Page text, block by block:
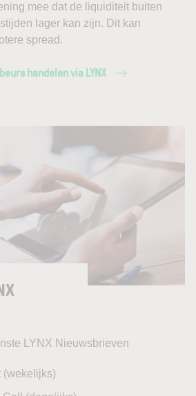
mee dat de liquiditeit buiten
lager kan zijn. Dit kan
spread.
handelen via LYNX
LYNX Nieuwsbrieven
(wekelijks)